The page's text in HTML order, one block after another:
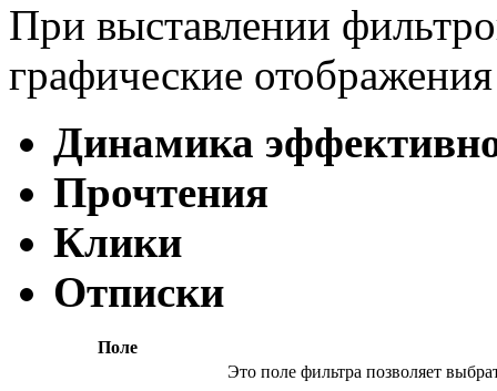
При выставлении
графические
Динамика
Прочтения
Клики
Отписки
Поле
Это поле фильтра позволяет